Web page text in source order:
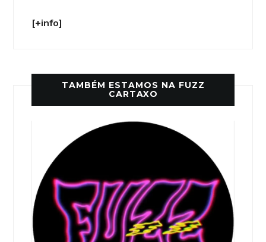
[+info]
TAMBÉM ESTAMOS NA FUZZ
CARTAXO